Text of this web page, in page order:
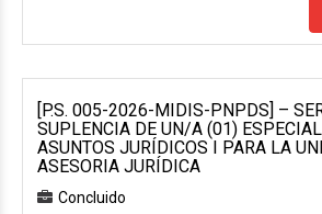
[P.S. 005-2026-MIDIS-PNPDS] –
SUPLENCIA DE UN/A (01)
ASUNTOS JURÍDICOS I PARA LA
ASESORIA JURÍDICA
Concluido